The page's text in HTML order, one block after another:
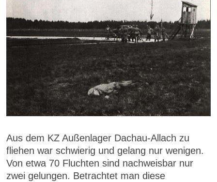
Aus dem KZ Außenlager Dachau-Allach zu
fliehen war schwierig und gelang nur wenigen.
Von etwa 70 Fluchten sind nachweisbar nur
zwei gelungen. Betrachtet man diese